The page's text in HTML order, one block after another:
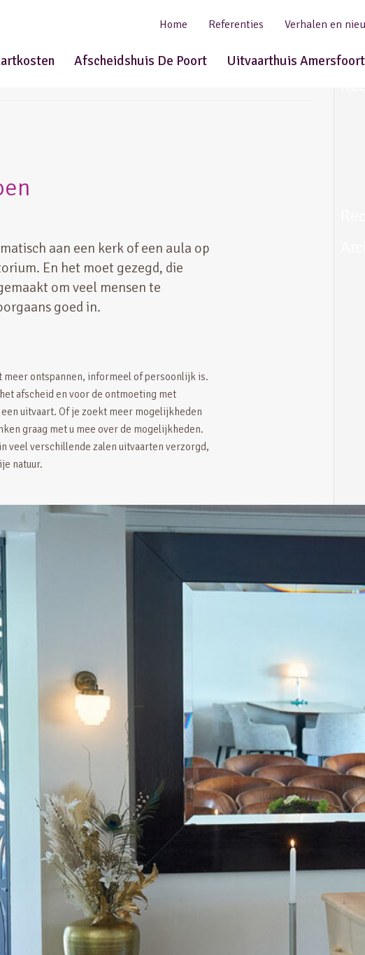
Home Referenties Verhalen en
Afscheidshuis De Poort Uitvaarthuis Amersfoort
aan een kerk of een aula op
En het moet gezegd, die
om veel mensen te
goed in.
meer ontspannen, informeel of persoonlijk is.
afscheid en voor de ontmoeting met
uitvaart. Of je zoekt meer mogelijkheden
graag met u mee over de mogelijkheden.
veel verschillende zalen uitvaarten verzorgd,
natuur.